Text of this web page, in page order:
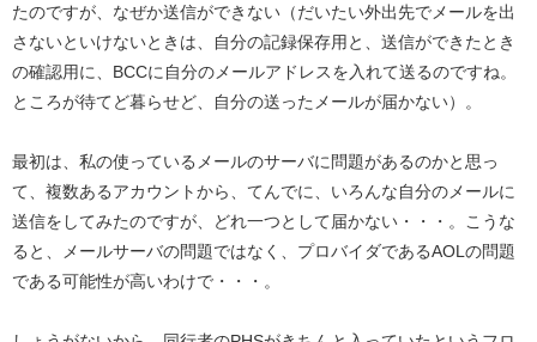
たのですが、なぜか送信ができない（だいたい外出先でメールを出
さないといけないときは、自分の記録保存用と、送信ができたとき
の確認用に、BCCに自分のメールアドレスを入れて送るのですね。
ところが待てど暮らせど、自分の送ったメールが届かない）。
最初は、私の使っているメールのサーバに問題があるのかと思っ
て、複数あるアカウントから、てんでに、いろんな自分のメールに
送信をしてみたのですが、どれ一つとして届かない・・・。こうな
ると、メールサーバの問題ではなく、プロバイダであるAOLの問題
である可能性が高いわけで・・・。